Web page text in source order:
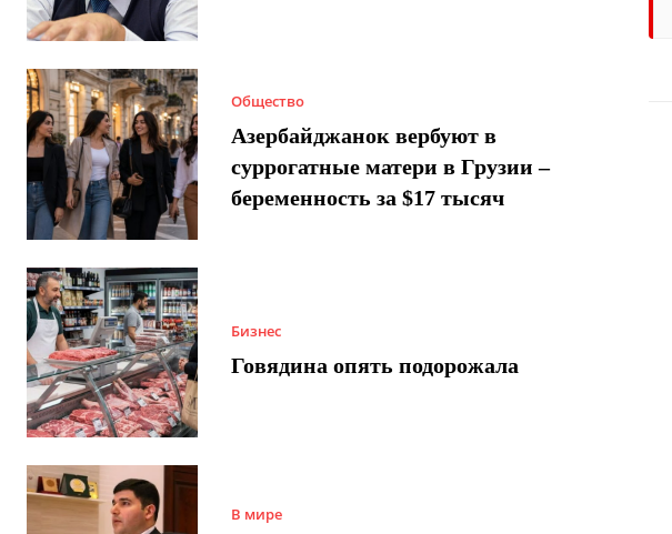
Общество
Азербайджанок вербуют в
суррогатные матери в Грузии –
беременность за $17 тысяч
Бизнес
Говядина опять подорожала
В мире